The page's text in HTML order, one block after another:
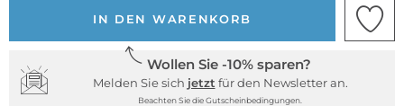
IN DEN WARENKORB
Wollen Sie -10% sparen?
Melden Sie sich jetzt für den Newsletter an.
Beachten Sie die Gutscheinbedingungen.